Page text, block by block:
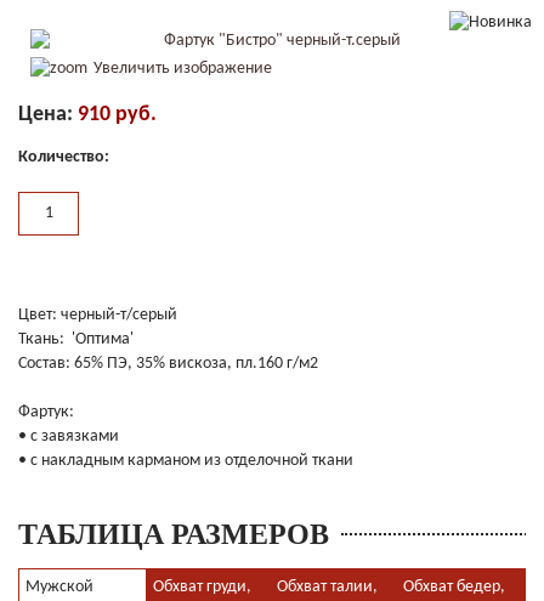
Увеличить изображение
Цена: 910 руб.
Количество:
Цвет: черный-т/серый
Ткань: 'Оптима'
Состав: 65% ПЭ, 35% вискоза, пл.160 г/м2
Фартук:
• с завязками
• с накладным карманом из отделочной ткани
ТАБЛИЦА РАЗМЕРОВ
Мужской
Обхват груди,
Обхват талии,
Обхват бедер,